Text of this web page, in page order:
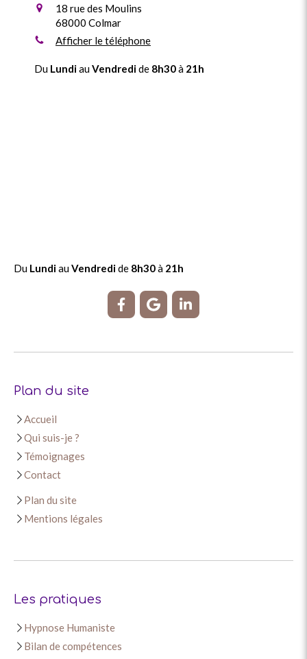
18 rue des Moulins
68000 Colmar
Afficher le téléphone
Du LundiauVendredide 8h30à 21h
Du LundiauVendredide 8h30à 21h
Plan du site
Accueil
Qui suis-je ?
Témoignages
Contact
Plan du site
Mentions légales
Les pratiques
Hypnose Humaniste
Bilan de compétences